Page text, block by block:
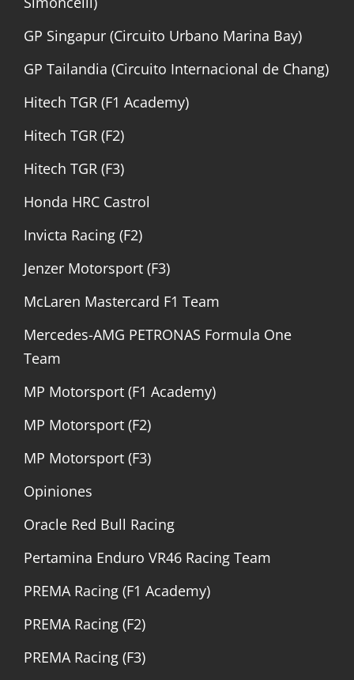
GP Singapur (Circuito Urbano Marina Bay)
GP Tailandia (Circuito Internacional de Chang)
Hitech TGR (F1 Academy)
Hitech TGR (F2)
Hitech TGR (F3)
Honda HRC Castrol
Invicta Racing (F2)
Jenzer Motorsport (F3)
McLaren Mastercard F1 Team
Mercedes-AMG PETRONAS Formula One
Team
MP Motorsport (F1 Academy)
MP Motorsport (F2)
MP Motorsport (F3)
Opiniones
Oracle Red Bull Racing
Pertamina Enduro VR46 Racing Team
PREMA Racing (F1 Academy)
PREMA Racing (F2)
PREMA Racing (F3)